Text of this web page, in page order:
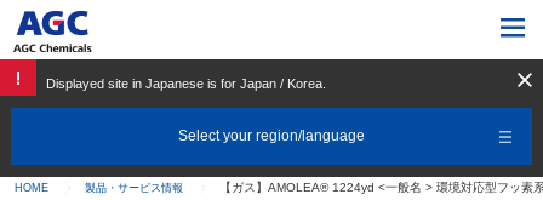
Displayed site in Japanese is for Japan / Korea.
Select your region/language
HOME 製品・サービス情報 【ガス】AMOLEA® 1224yd <一般名 > 環境対応型フッ素